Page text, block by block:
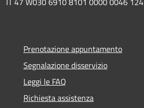
Prenotazione appuntamento
Segnalazione disservizio
Leggi le FAQ
Richiesta assistenza